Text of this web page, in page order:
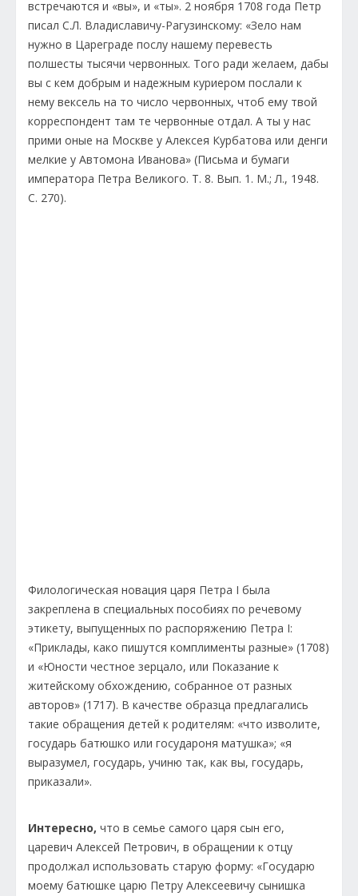
встречаются и «вы», и «ты». 2 ноября 1708 года Петр
писал С.Л. Владиславичу-Рагузинскому: «Зело нам
нужно в Цареграде послу нашему перевесть
полшесты тысячи червонных. Того ради желаем, дабы
вы с кем добрым и надежным куриером послали к
нему вексель на то число червонных, чтоб ему твой
корреспондент там те червонные отдал. А ты у нас
прими оные на Москве у Алексея Курбатова или денги
мелкие у Автомона Иванова» (Письма и бумаги
императора Петра Великого. Т. 8. Вып. 1. М.; Л., 1948.
С. 270).
Филологическая новация царя Петра I была
закреплена в специальных пособиях по речевому
этикету, выпущенных по распоряжению Петра I:
«Приклады, како пишутся комплименты разные» (1708)
и «Юности честное зерцало, или Показание к
житейскому обхождению, собранное от разных
авторов» (1717). В качестве образца предлагались
такие обращения детей к родителям: «что изволите,
государь батюшко или государоня матушка»; «я
выразумел, государь, учиню так, как вы, государь,
приказали».
Интересно, что в семье самого царя сын его,
царевич Алексей Петрович, в обращении к отцу
продолжал использовать старую форму: «Государю
моему батюшке царю Петру Алексеевичу сынишка